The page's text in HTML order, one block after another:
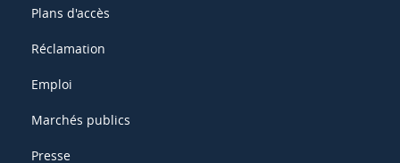
Plans d'accès
Réclamation
Emploi
Marchés publics
Presse